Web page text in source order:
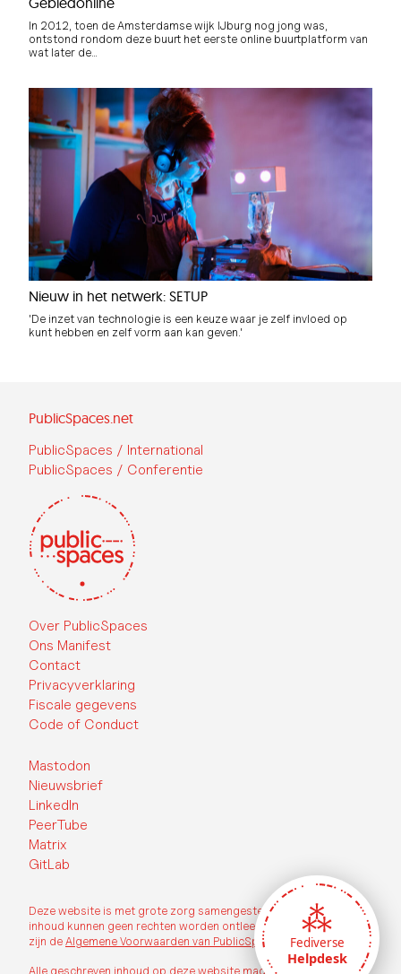
In 2012, toen de Amsterdamse wijk IJburg nog jong was,
ontstond rondom deze buurt het eerste online buurtplatform van
wat later de…
Nieuw in het netwerk: SETUP
'De inzet van technologie is een keuze waar je zelf invloed op
kunt hebben en zelf vorm aan kan geven.'
PublicSpaces.net
PublicSpaces / International
PublicSpaces / Conferentie
Over PublicSpaces
Ons Manifest
Contact
Privacyverklaring
Fiscale gegevens
Code of Conduct
Mastodon
Nieuwsbrief
LinkedIn
PeerTube
Matrix
GitLab
Deze website is met grote zorg samengesteld, echter aan de
inhoud kunnen geen rechten worden ontleend. Op deze website
zijn de Algemene Voorwaarden van PublicSpaces van toepassing.
Alle geschreven inhoud op deze website mag vrij worden
Fediverse
Helpdesk